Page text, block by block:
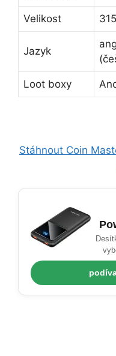
Velikost
Jazyk
Loot boxy
Stáhnout Coin